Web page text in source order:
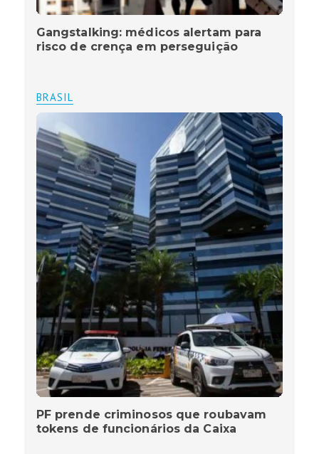
Gangstalking: médicos alertam para
risco de crença em perseguição
BRASIL
PF prende criminosos que roubavam
tokens de funcionários da Caixa